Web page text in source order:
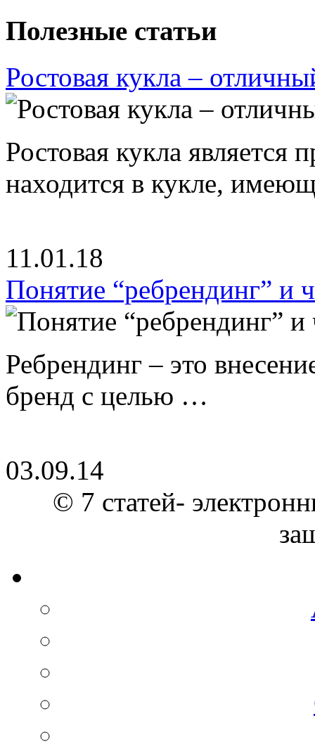
Полезные статьи
Ростовая кукла –
Ростовая кукла является
находится в кукле,
11.01.18
Понятие “ребрендинг” и
Ребрендинг – это
бренд с целью …
03.09.14
© 7 статей-